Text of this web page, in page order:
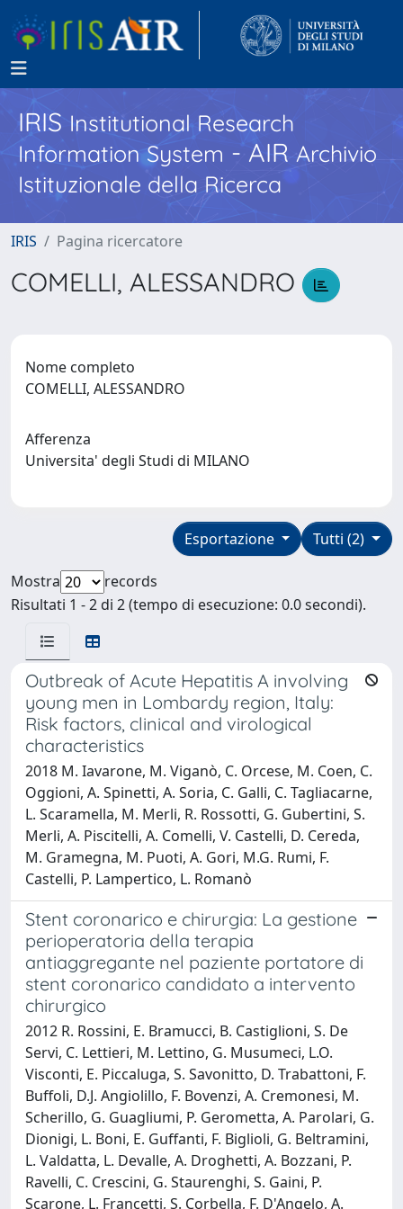
IRISInstitutional Research
Information System - AIR Archivio
Istituzionale della Ricerca
IRIS Pagina ricercatore
COMELLI, ALESSANDRO
Nome completo
COMELLI, ALESSANDRO
Afferenza
Universita' degli Studi di MILANO
Tutti (2)
Esportazione
Mostra
records
Risultati 1 - 2 di 2 (tempo di esecuzione: 0.0 secondi).
Outbreak of Acute Hepatitis A involving
young men in Lombardy region, Italy:
Risk factors, clinical and virological
characteristics
2018 M. Iavarone, M. Viganò, C. Orcese, M. Coen, C.
Oggioni, A. Spinetti, A. Soria, C. Galli, C. Tagliacarne,
L. Scaramella, M. Merli, R. Rossotti, G. Gubertini, S.
Merli, A. Piscitelli, A. Comelli, V. Castelli, D. Cereda,
M. Gramegna, M. Puoti, A. Gori, M.G. Rumi, F.
Castelli, P. Lampertico, L. Romanò
Stent coronarico e chirurgia: La gestione
perioperatoria della terapia
antiaggregante nel paziente portatore di
stent coronarico candidato a intervento
chirurgico
2012 R. Rossini, E. Bramucci, B. Castiglioni, S. De
Servi, C. Lettieri, M. Lettino, G. Musumeci, L.O.
Visconti, E. Piccaluga, S. Savonitto, D. Trabattoni, F.
Buffoli, D.J. Angiolillo, F. Bovenzi, A. Cremonesi, M.
Scherillo, G. Guagliumi, P. Gerometta, A. Parolari, G.
Dionigi, L. Boni, E. Guffanti, F. Biglioli, G. Beltramini,
L. Valdatta, L. Devalle, A. Droghetti, A. Bozzani, P.
Ravelli, C. Crescini, G. Staurenghi, S. Gaini, P.
Scarone, L. Francetti, S. Corbella, F. D'Angelo, A.